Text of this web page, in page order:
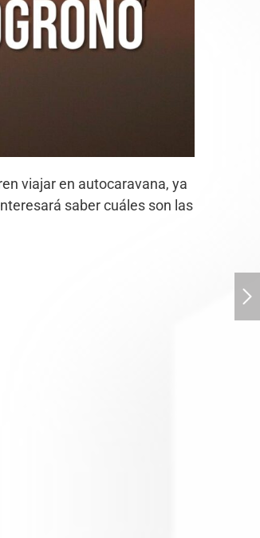
viajar en autocaravana, ya
saber cuáles son las